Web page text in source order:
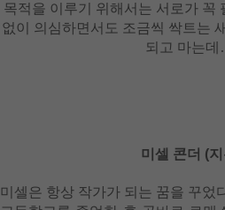
목적을 이루기 위해서는 서로가 꼭
없이 의심하면서도 조금씩 싹트는
되고 마는
미셀 콘더 (
미셀은 항상 작가가 되는 꿈을 꾸었